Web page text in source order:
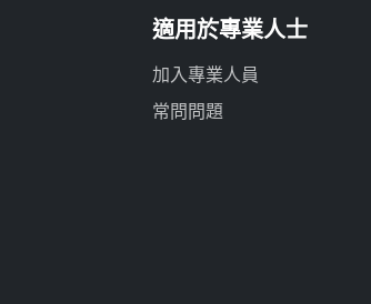
適用於專業人士
加入專業人員
常問問題